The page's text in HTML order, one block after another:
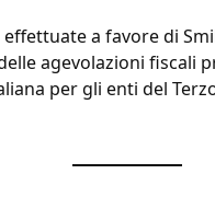
a favore di
agevolazioni fiscali
per gli enti del